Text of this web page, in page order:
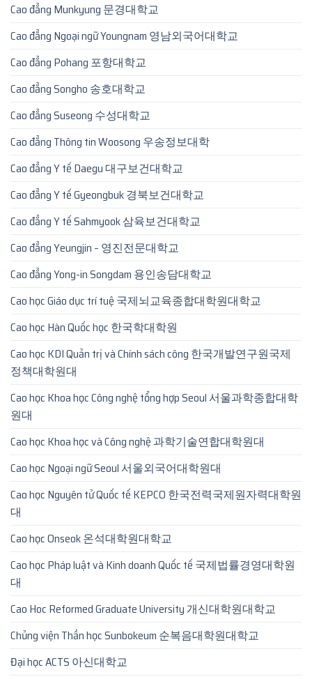
Cao đẳng Munkyung 문경대학교
Cao đẳng Ngoại ngữ Youngnam 영남외국어대학교
Cao đẳng Pohang 포항대학교
Cao đẳng Songho 송호대학교
Cao đẳng Suseong 수성대학교
Cao đẳng Thông tin Woosong 우송정보대학
Cao đẳng Y tế Daegu 대구보건대학교
Cao đẳng Y tế Gyeongbuk 경북보건대학교
Cao đẳng Y tế Sahmyook 삼육보건대학교
Cao đẳng Yeungjin – 영진전문대학교
Cao đẳng Yong-in Songdam 용인송담대학교
Cao học Giáo dục trí tuệ 국제뇌교육종합대학원대학교
Cao học Hàn Quốc học 한국학대학원
Cao học KDI Quản trị và Chính sách công 한국개발연구원국제
정책대학원대
Cao học Khoa học Công nghệ tổng hợp Seoul 서울과학종합대학
원대
Cao học Khoa học và Công nghệ 과학기술연합대학원대
Cao học Ngoại ngữ Seoul 서울외국어대학원대
Cao học Nguyên tử Quốc tế KEPCO 한국전력국제원자력대학원
대
Cao học Onseok 온석대학원대학교
Cao học Pháp luật và Kinh doanh Quốc tế 국제법률경영대학원
대
Cao Hoc Reformed Graduate University 개신대학원대학교
Chủng viện Thần học Sunbokeum 순복음대학원대학교
Đại học ACTS 아신대학교